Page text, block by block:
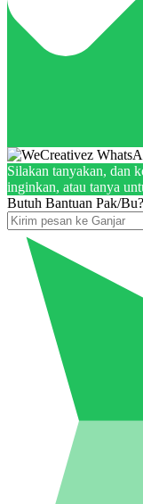
Silakan tanyakan, dan
inginkan, atau tanya
Butuh Bantuan Pak/Bu?